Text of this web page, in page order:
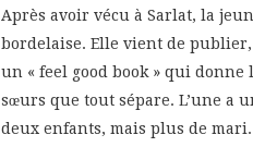
Après avoir vécu à Sarlat, la
bordelaise. Elle vient de publier,
un « feel good book » qui
sœurs que tout sépare. L’une a
deux enfants, mais plus de